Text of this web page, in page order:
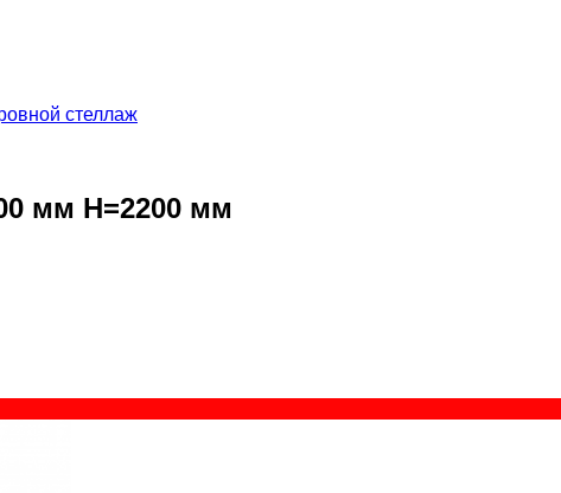
стеллаж
мм H=2200 мм